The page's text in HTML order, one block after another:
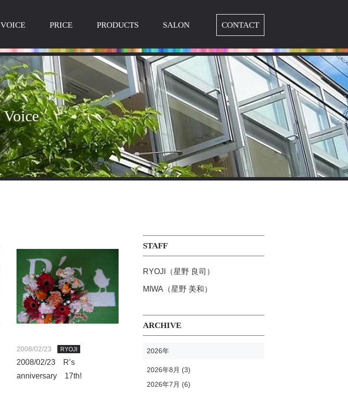
VOICE PRICE PRODUCTS SALON CONTACT
Voice
2008/02/23 RYOJI
2008/02/23 R’s
anniversary 17th!
STAFF
RYOJI（星野 良司）
MIWA（星野 美和）
ARCHIVE
2026年
2026年8月 (3)
2026年7月 (6)